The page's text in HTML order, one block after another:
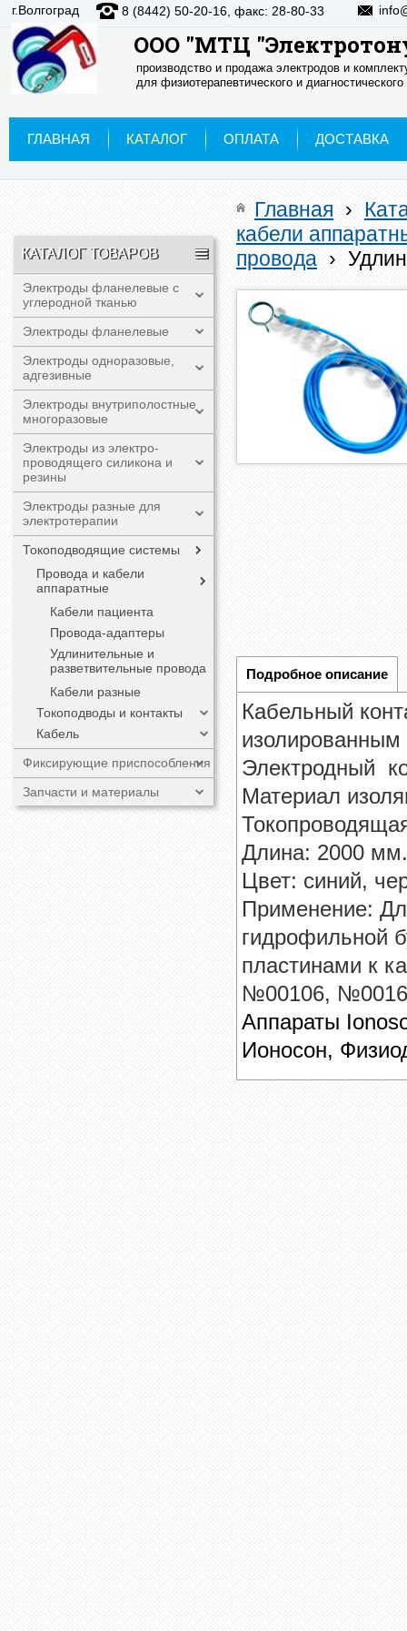
ООО "МТЦ
производство и продажа электродов и
для физиотерапевтического и
г.Волгоград 8 (8442) 50-20-16, факс: 28-80-33
ГЛАВНАЯ КАТАЛОГ ОПЛАТА ДОСТАВКА
КАТАЛОГ ТОВАРОВ
Электроды фланелевые с
углеродной тканью
Электроды фланелевые
Электроды одноразовые,
адгезивные
Электроды внутриполостные
многоразовые
Электроды из электро-
проводящего силикона и
резины
Электроды разные для
электротерапии
Токоподводящие системы
Провода и кабели
аппаратные
Кабели пациента
Провода-адаптеры
Удлинительные и
разветвительные провода
Кабели разные
Токоподводы и контакты
Кабель
Фиксирующие приспособления
Запчасти и материалы
Главная ›
кабели
провода ›
Подробное описание
Кабельный
изолированным
Электродный
Материал
Длина: 2000
Цвет: синий,
Применение:
гидрофильной
пластинами к
№00106,
Аппараты
Ионосон,